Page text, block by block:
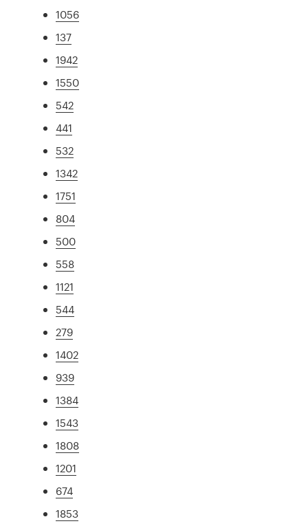
1056
137
1942
1550
542
441
532
1342
1751
804
500
558
1121
544
279
1402
939
1384
1543
1808
1201
674
1853